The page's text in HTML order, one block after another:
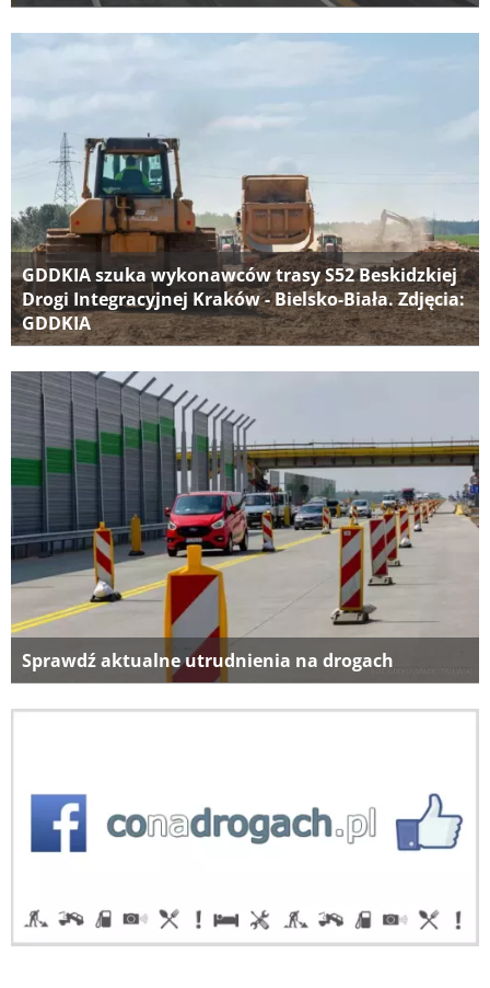
GDDKIA szuka wykonawców trasy S52 Beskidzkiej
Drogi Integracyjnej Kraków - Bielsko-Biała. Zdjęcia:
GDDKIA
Sprawdź aktualne utrudnienia na drogach